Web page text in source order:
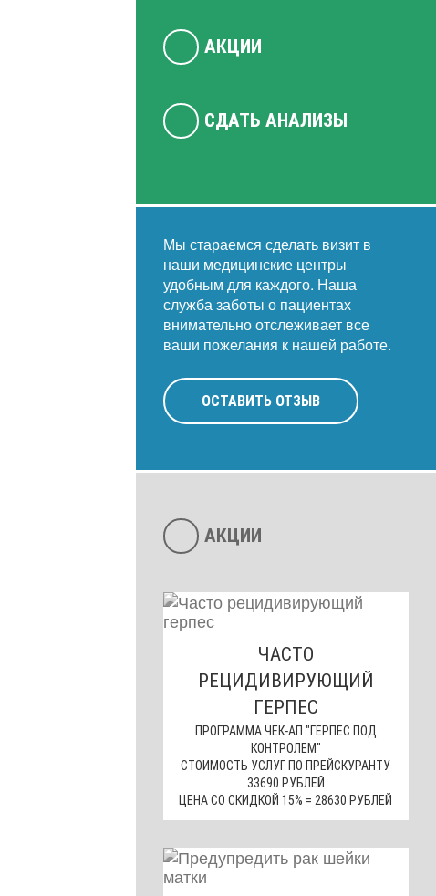
АКЦИИ
СДАТЬ АНАЛИЗЫ
Мы стараемся сделать визит в
наши медицинские центры
удобным для каждого. Наша
служба заботы о пациентах
внимательно отслеживает все
ваши пожелания к нашей работе.
ОСТАВИТЬ ОТЗЫВ
АКЦИИ
ЧАСТО
РЕЦИДИВИРУЮЩИЙ
ГЕРПЕС
ПРОГРАММА ЧЕК-АП "ГЕРПЕС ПОД
КОНТРОЛЕМ"
СТОИМОСТЬ УСЛУГ ПО ПРЕЙСКУРАНТУ
33690 РУБЛЕЙ
ЦЕНА СО СКИДКОЙ 15% = 28630 РУБЛЕЙ